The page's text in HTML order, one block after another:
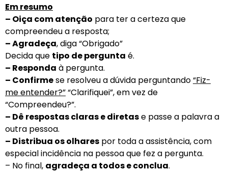
Em resumo
– Oiça com atenção para ter a certeza que
compreendeu a resposta;
– Agradeça, diga “Obrigado”
Decida que tipo de pergunta é.
– Responda à pergunta.
– Confirmese resolveu a dúvida perguntando“Fiz-
me entender?”“Clarifiquei”, em vez de
“Compreendeu?”.
– Dê respostas claras e diretase passe a palavra a
outra pessoa.
– Distribua os olhares por toda a assistência, com
especial incidência na pessoa que fez a pergunta.
– No final, agradeça a todos e conclua.